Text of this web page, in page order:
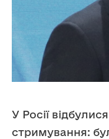
У Росії
стримування: